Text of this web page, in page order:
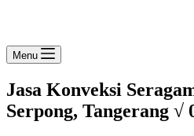
Menu
Jasa Konveksi
Serpong, Tangerang √